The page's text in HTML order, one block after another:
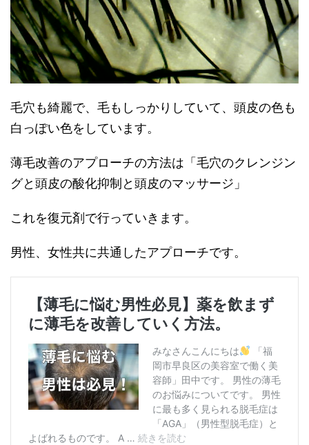
毛穴も綺麗で、毛もしっかりしていて、頭皮の色も
白っぽい色をしています。
薄毛改善のアプローチの方法は「毛穴のクレンジン
グと頭皮の酸化抑制と頭皮のマッサージ」
これを復元剤で行っていきます。
男性、女性共に共通したアプローチです。